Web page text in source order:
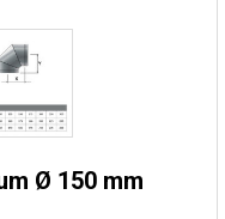
Ø 150 mm